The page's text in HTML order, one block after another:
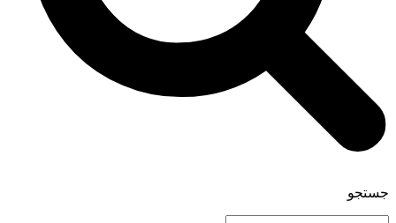
جستجو